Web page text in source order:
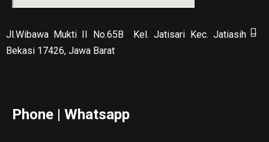
Jl.Wibawa Mukti II No.65B
Kel. Jatisari Kec. Jatiasih –
Bekasi 17426, Jawa Barat
Phone | Whatsapp